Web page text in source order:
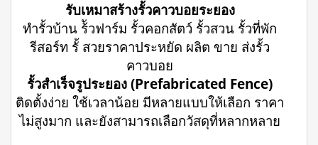
รับเหมาสร้างรั้วคาวบอยระยอง
ทำรั้วบ้าน ร้ัวฟาร์ม รั้วคอกสัตว์ รั้วสวน รั้วที่พัก
รีสอร์ท รั้ สวยราคาประหยัด ผลิต ขาย ส่งรั้ว
คาวบอย
รั้วสำเร็จรูประยอง (Prefabricated Fence)
ติดตั้งง่าย ใช้เวลาน้อย มีหลายแบบให้เลือก ราคา
ไม่สูงมาก และยังสามารถเลือกวัสดุที่หลากหลาย